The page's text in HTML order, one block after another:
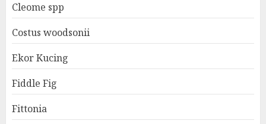
Cleome spp
Costus woodsonii
Ekor Kucing
Fiddle Fig
Fittonia